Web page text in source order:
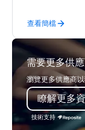
查看簡檔
需要更多供
瀏覽更多供應商
技術支持